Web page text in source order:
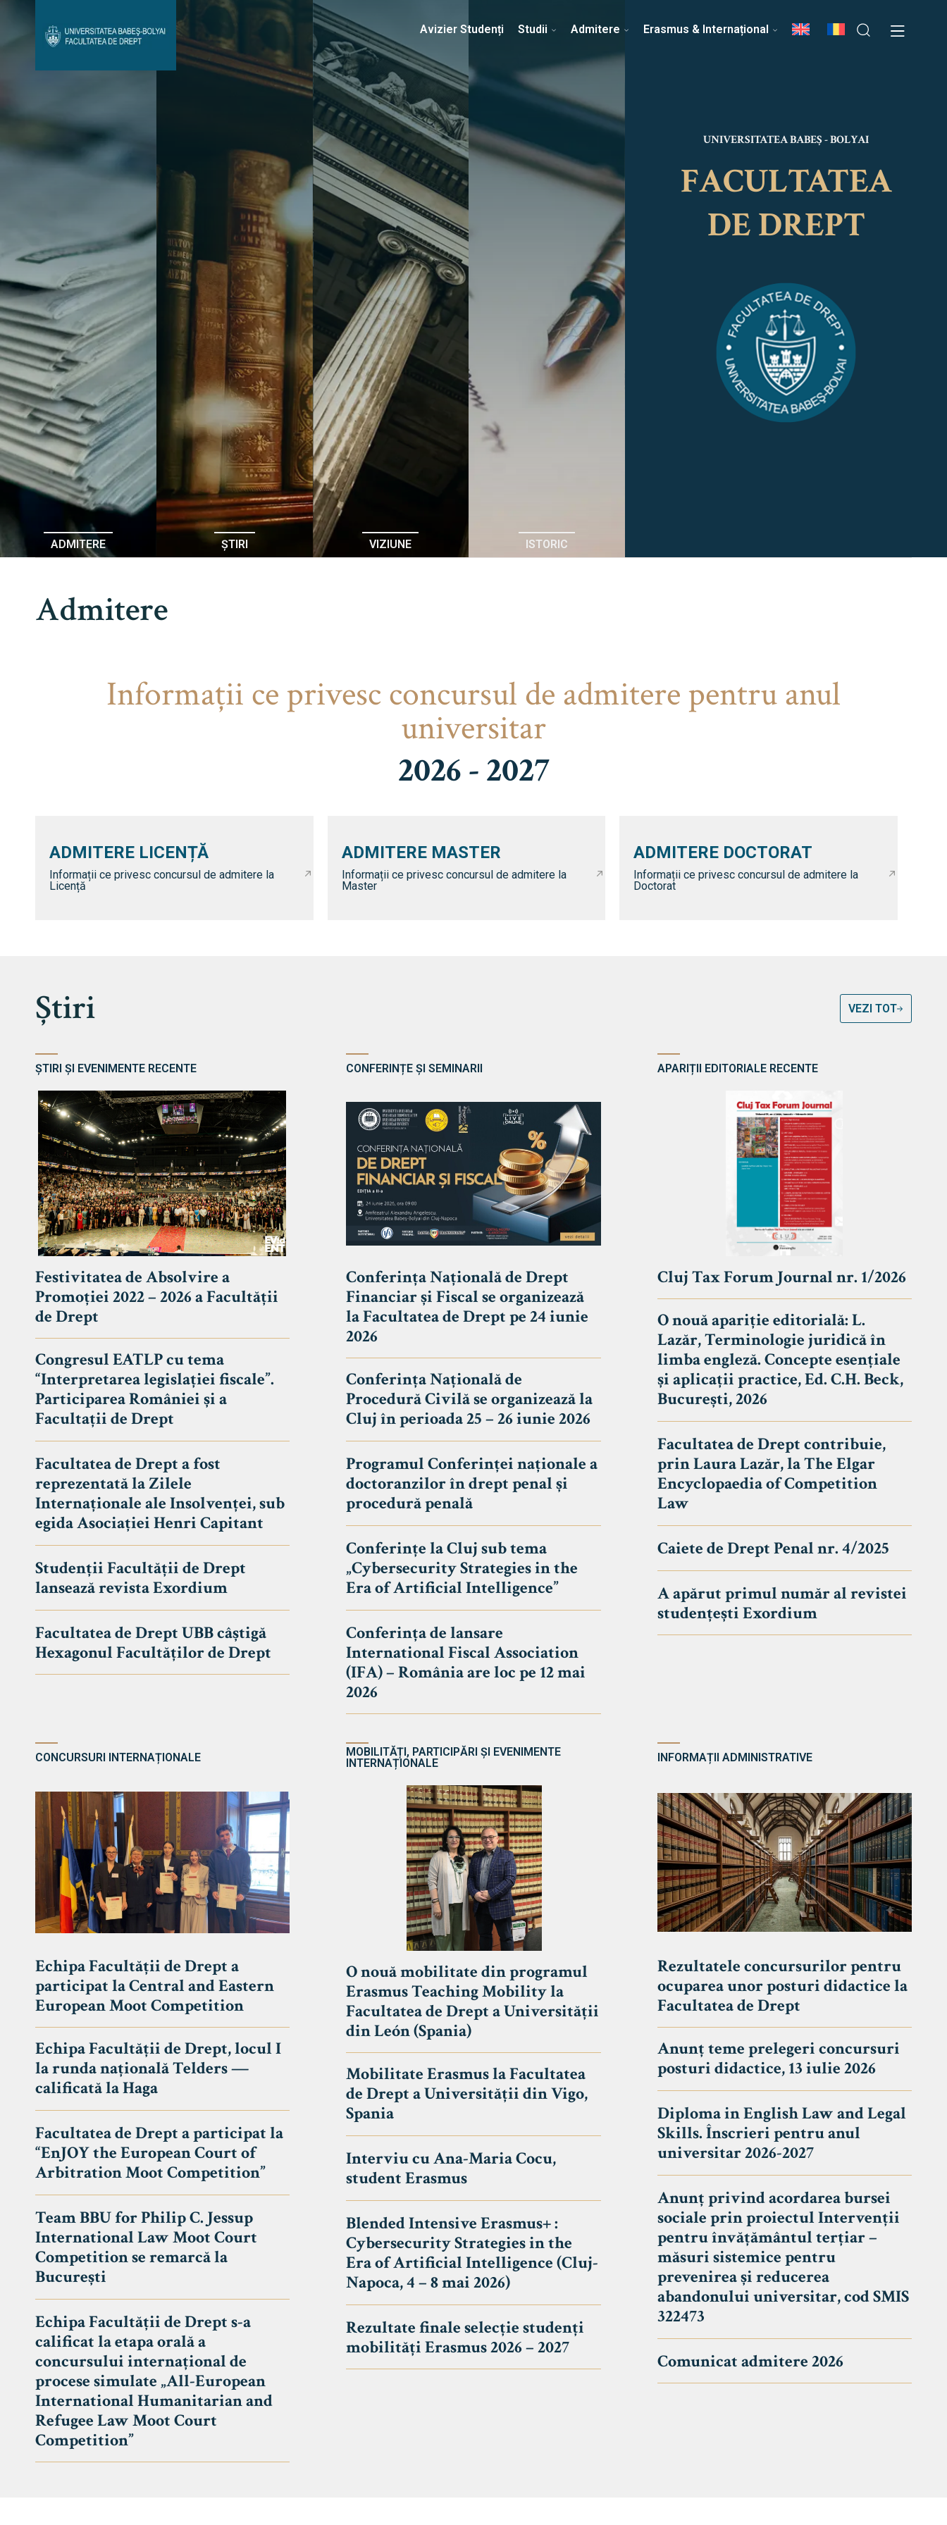
Avizier Studenți Admitere Erasmus & Internațional Despre Facultate Știri Echipa Facultății
Contact
UNIVERSITATEA BABEȘ - BOLYAI
FACULTATEA
DE DREPT
Avizier Studenți
Studii
Admitere
Erasmus & Internațional
Știri
Echipa Facultății
Bibliotecă & Reviste
Avizier Studenți Studii Admitere Erasmus & Internațional
ADMITERE ȘTIRI VIZIUNE ISTORIC
UNIVERSITATEA BABEȘ - BOLYAI
FACULTATEA
DE DREPT
Admitere
Informaţii ce privesc concursul de admitere pentru anul
universitar
2026 - 2027
ADMITERE LICENȚĂ
Informații ce privesc concursul de admitere la
Licență
ADMITERE MASTER
Informații ce privesc concursul de admitere la
Master
ADMITERE DOCTORAT
Informații ce privesc concursul de admitere la
Doctorat
Știri VEZI TOT
ȘTIRI ȘI EVENIMENTE RECENTE
Festivitatea de Absolvire a
Promoției 2022 – 2026 a Facultății
de Drept
Congresul EATLP cu tema
“Interpretarea legislației fiscale”.
Participarea României și a
Facultații de Drept
Facultatea de Drept a fost
reprezentată la Zilele
Internaționale ale Insolvenței, sub
egida Asociației Henri Capitant
Studenții Facultății de Drept
lansează revista Exordium
Facultatea de Drept UBB câștigă
Hexagonul Facultăților de Drept
CONFERINȚE ȘI SEMINARII
Conferința Națională de Drept
Financiar și Fiscal se organizează
la Facultatea de Drept pe 24 iunie
2026
Conferința Națională de
Procedură Civilă se organizează la
Cluj în perioada 25 – 26 iunie 2026
Programul Conferinței naționale a
doctoranzilor în drept penal și
procedură penală
Conferințe la Cluj sub tema
„Cybersecurity Strategies in the
Era of Artificial Intelligence”
Conferința de lansare
International Fiscal Association
(IFA) – România are loc pe 12 mai
2026
APARIȚII EDITORIALE RECENTE
Cluj Tax Forum Journal nr. 1/2026
O nouă apariție editorială: L.
Lazăr, Terminologie juridică în
limba engleză. Concepte esențiale
și aplicații practice, Ed. C.H. Beck,
București, 2026
Facultatea de Drept contribuie,
prin Laura Lazăr, la The Elgar
Encyclopaedia of Competition
Law
Caiete de Drept Penal nr. 4/2025
A apărut primul număr al revistei
studențești Exordium
CONCURSURI INTERNAȚIONALE
Echipa Facultății de Drept a
participat la Central and Eastern
European Moot Competition
Echipa Facultății de Drept, locul I
la runda națională Telders —
calificată la Haga
Facultatea de Drept a participat la
“EnJOY the European Court of
Arbitration Moot Competition”
Team BBU for Philip C. Jessup
International Law Moot Court
Competition se remarcă la
București
Echipa Facultății de Drept s-a
calificat la etapa orală a
concursului internațional de
procese simulate „All-European
International Humanitarian and
Refugee Law Moot Court
Competition”
MOBILITĂȚI, PARTICIPĂRI ȘI EVENIMENTE
INTERNAȚIONALE
O nouă mobilitate din programul
Erasmus Teaching Mobility la
Facultatea de Drept a Universității
din León (Spania)
Mobilitate Erasmus la Facultatea
de Drept a Universității din Vigo,
Spania
Interviu cu Ana-Maria Cocu,
student Erasmus
Blended Intensive Erasmus+ :
Cybersecurity Strategies in the
Era of Artificial Intelligence (Cluj-
Napoca, 4 – 8 mai 2026)
Rezultate finale selecție studenți
mobilități Erasmus 2026 – 2027
INFORMAȚII ADMINISTRATIVE
Rezultatele concursurilor pentru
ocuparea unor posturi didactice la
Facultatea de Drept
Anunț teme prelegeri concursuri
posturi didactice, 13 iulie 2026
Diploma in English Law and Legal
Skills. Înscrieri pentru anul
universitar 2026-2027
Anunț privind acordarea bursei
sociale prin proiectul Intervenții
pentru învățământul terțiar –
măsuri sistemice pentru
prevenirea și reducerea
abandonului universitar, cod SMIS
322473
Comunicat admitere 2026